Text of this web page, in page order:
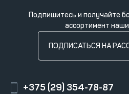
Подпишитесь и получайте
ассортимент
ПОДПИСАТЬСЯ НА
+375 (29) 354-78-87